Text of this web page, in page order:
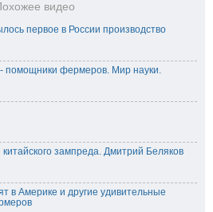
видео
первое в России производство
помощники фермеров. Мир науки.
зампреда. Дмитрий Беляков
в Америке и другие удивительные